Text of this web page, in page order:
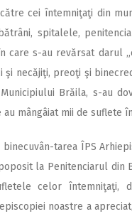
cei întemniţaţi din
spitalele,
care s-au revărsat darul
necăjiţi, preoţi şi
Brăila, s-au
au mângâiat mii de suflete
binecuvân-tarea ÎPS
la Penitenciarul din
celor întemniţaţi,
noastre a